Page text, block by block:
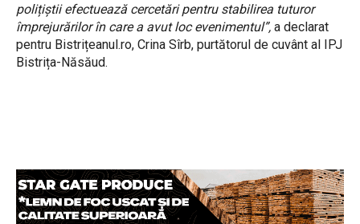
polițiștii efectuează cercetări pentru stabilirea tuturor
împrejurărilor în care a avut loc evenimentul”, a declarat
pentru Bistrițeanul.ro, Crina Sîrb, purtătorul de cuvânt al IPJ
Bistrița-Năsăud.